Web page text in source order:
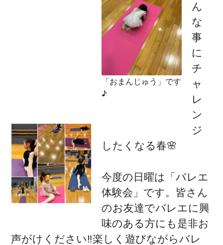
「おまんじゅう」です
♪
ん
な
事
に
チ
ャ
レ
ン
ジ
したくなる春🌸
今度の日曜は「バレエ
体験会」です。皆さん
のお友達でバレエに興
味のある方にも是非お
声がけください‼️楽しく遊びながらバレ